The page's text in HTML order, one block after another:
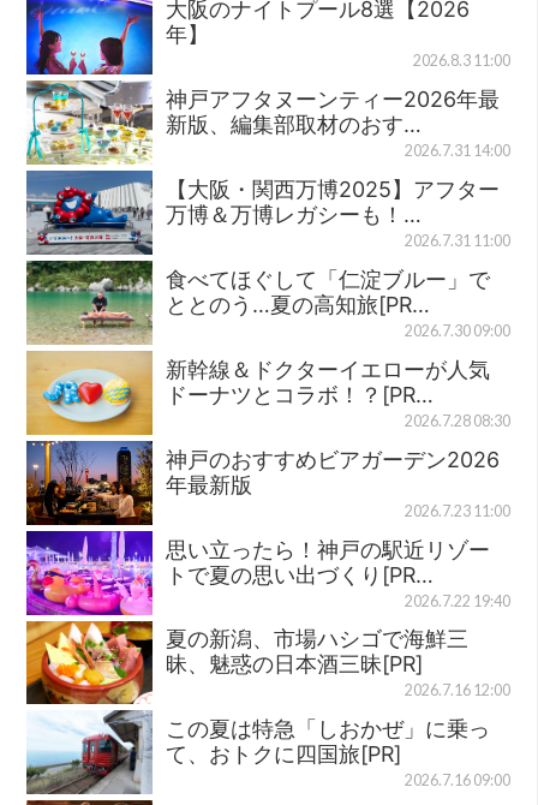
大阪のナイトプール8選【2026
年】
2026.8.3 11:00
神戸アフタヌーンティー2026年最
新版、編集部取材のおす…
2026.7.31 14:00
【大阪・関西万博2025】アフター
万博＆万博レガシーも！…
2026.7.31 11:00
食べてほぐして「仁淀ブルー」で
ととのう…夏の高知旅[PR…
2026.7.30 09:00
新幹線＆ドクターイエローが人気
ドーナツとコラボ！？[PR…
2026.7.28 08:30
神戸のおすすめビアガーデン2026
年最新版
2026.7.23 11:00
思い立ったら！神戸の駅近リゾー
トで夏の思い出づくり[PR…
2026.7.22 19:40
夏の新潟、市場ハシゴで海鮮三
昧、魅惑の日本酒三昧[PR]
2026.7.16 12:00
この夏は特急「しおかぜ」に乗っ
て、おトクに四国旅[PR]
2026.7.16 09:00